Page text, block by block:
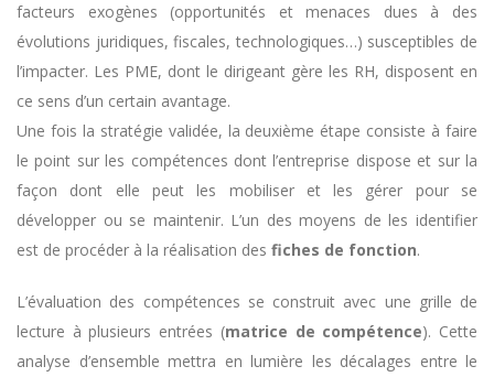
facteurs exogènes (opportunités et menaces dues à des
évolutions juridiques, fiscales, technologiques…) susceptibles de
l’impacter. Les PME, dont le dirigeant gère les RH, disposent en
ce sens d’un certain avantage.
Une fois la stratégie validée, la deuxième étape consiste à faire
le point sur les compétences dont l’entreprise dispose et sur la
façon dont elle peut les mobiliser et les gérer pour se
développer ou se maintenir. L’un des moyens de les identifier
est de procéder à la réalisation des fiches de fonction.
L’évaluation des compétences se construit avec une grille de
lecture à plusieurs entrées (matrice de compétence). Cette
analyse d’ensemble mettra en lumière les décalages entre le